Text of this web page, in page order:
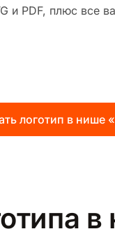
и PDF, плюс все
логотип в нише
в